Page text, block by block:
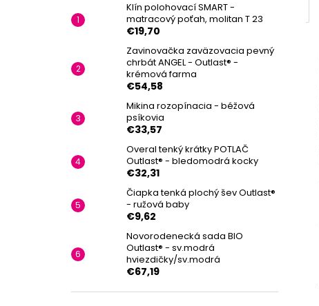
Klín polohovací SMART -
matracový poťah, molitan T 23
€19,70
Zavinovačka zaväzovacia pevný
chrbát ANGEL - Outlast® -
krémová farma
€54,58
Mikina rozopínacia - béžová
psíkovia
€33,57
Overal tenký krátky POTLAČ
Outlast® - bledomodrá kocky
€32,31
Čiapka tenká plochý šev Outlast®
- ružová baby
€9,62
Novorodenecká sada BIO
Outlast® - sv.modrá
hviezdičky/sv.modrá
€67,19